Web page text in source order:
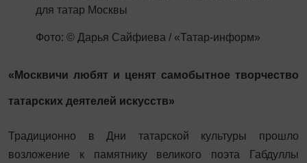
для татар Москвы
Фото: © Дарья Сайфиева / «Татар-информ»
«Москвичи любят и ценят самобытное творчество
татарских деятелей искусств»
Традиционно в Дни татарской культуры прошло
возложение к памятнику великого поэта Габдуллы